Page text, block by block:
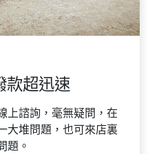
款超迅速
上諮詢，毫無疑問，在
大堆問題，也可來店裏
題。